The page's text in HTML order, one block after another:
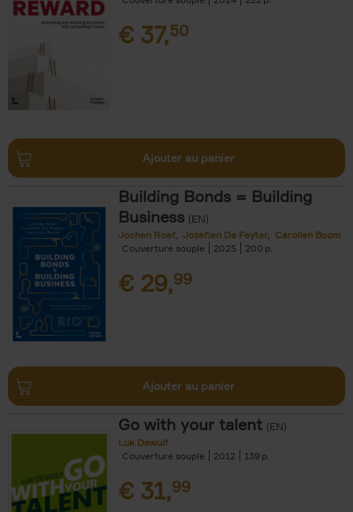
€ 37,50
Ajouter au panier
Building Bonds = Building
Business (EN)
Jochen Roef Jozefien De Feyter
Carolien Boom
Couverture souple
2025 200
€ 29,99
Ajouter au panier
Go with your talent (EN)
Luk Dewulf
Couverture souple
2012 139
€ 31,99